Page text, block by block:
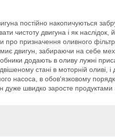
постійно накопичуються
чистоту двигуна і як
про призначення оливного
двигун, забираючи на себе
додають в оливу лужні
стані в моторній оливі,
насоса, в обов'язковому
дуже швидко заросте продуктами